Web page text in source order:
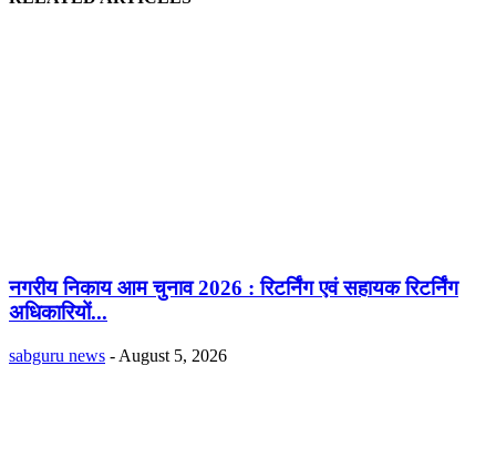
नगरीय निकाय आम चुनाव 2026 : रिटर्निंग एवं सहायक रिटर्निंग
अधिकारियों...
sabguru news - August 5, 2026